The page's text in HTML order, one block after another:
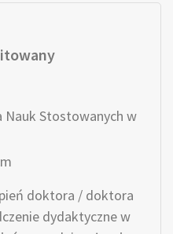
Nauk Stostowanych w
doktora / doktora
dydaktyczne w